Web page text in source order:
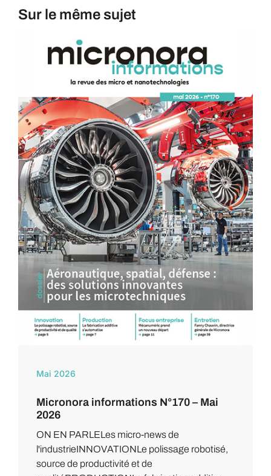
Sur le même sujet
Mai 2026
Micronora informations N°170 – Mai
2026
ON EN PARLELes micro-news de
l'industrieINNOVATIONLe polissage robotisé,
source de productivité et de